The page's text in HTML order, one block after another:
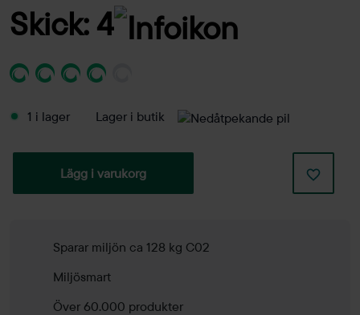
Skick: 4
1 i lager Lager i butik
Lägg i varukorg
Sparar miljön ca 128 kg C02
Miljösmart
Över 60.000 produkter